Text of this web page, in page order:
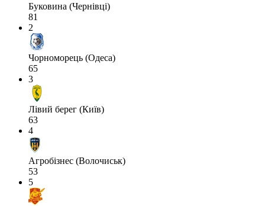
Буковина (Чернівці)
81
2
Чорноморець (Одеса)
65
3
Лівий берег (Київ)
63
4
Агробізнес (Волочиськ)
53
5